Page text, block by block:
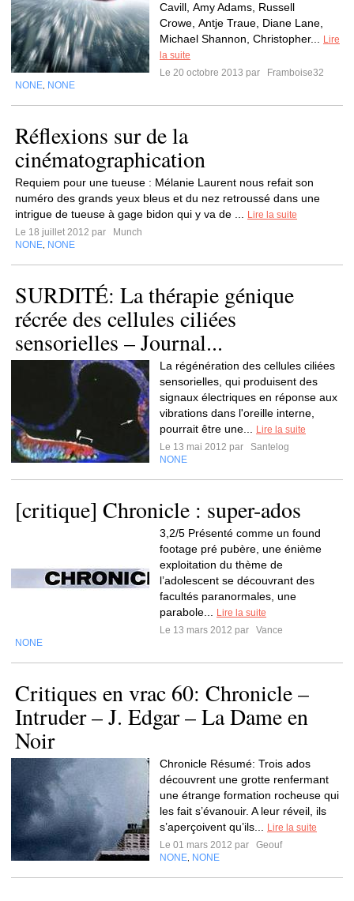
Cavill, Amy Adams, Russell
Crowe, Antje Traue, Diane Lane,
Michael Shannon, Christopher...
Lire
la suite
Le 20 octobre 2013 par
Framboise32
NONE NONE
Réflexions sur de la
cinématographication
Requiem pour une tueuse : Mélanie Laurent nous refait son
numéro des grands yeux bleus et du nez retroussé dans une
intrigue de tueuse à gage bidon qui y va de ...
Lire la suite
Le 18 juillet 2012 par
Munch
NONE NONE
SURDITÉ: La thérapie génique
récrée des cellules ciliées
sensorielles – Journal...
La régénération des cellules ciliées
sensorielles, qui produisent des
signaux électriques en réponse aux
vibrations dans l'oreille interne,
pourrait être une...
Lire la suite
Le 13 mai 2012 par
Santelog
NONE
[critique] Chronicle : super-ados
3,2/5 Présenté comme un found
footage pré pubère, une énième
exploitation du thème de
l’adolescent se découvrant des
facultés paranormales, une
parabole...
Lire la suite
Le 13 mars 2012 par
Vance
NONE
Critiques en vrac 60: Chronicle –
Intruder – J. Edgar – La Dame en
Noir
Chronicle Résumé: Trois ados
découvrent une grotte renfermant
une étrange formation rocheuse qui
les fait s’évanouir. A leur réveil, ils
s’aperçoivent qu’ils...
Lire la suite
Le 01 mars 2012 par
Geouf
NONE NONE